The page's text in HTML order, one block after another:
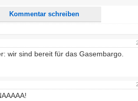
Kommentar schreiben
wir sind bereit für das Gasembargo.